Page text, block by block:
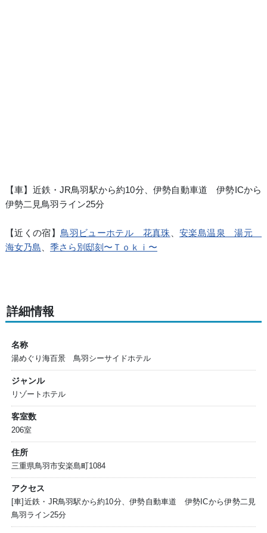
【車】近鉄・JR鳥羽駅から約10分、伊勢自動車道 伊勢ICから
伊勢二見鳥羽ライン25分
【近くの宿】 鳥羽ビューホテル 花真珠 、安楽島温泉 湯元
海女乃島
季さら別邸刻〜Ｔｏｋｉ〜
詳細情報
名称
湯めぐり海百景 鳥羽シーサイドホテル
ジャンル
リゾートホテル
客室数
206室
住所
三重県鳥羽市安楽島町1084
アクセス
[車]近鉄・JR鳥羽駅から約10分、伊勢自動車道 伊勢ICから伊勢二見
鳥羽ライン25分